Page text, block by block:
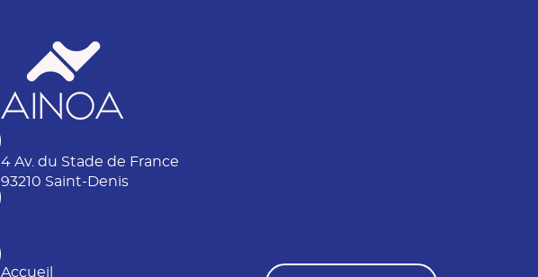
4 Av. du Stade de France
93210 Saint-Denis
Accueil